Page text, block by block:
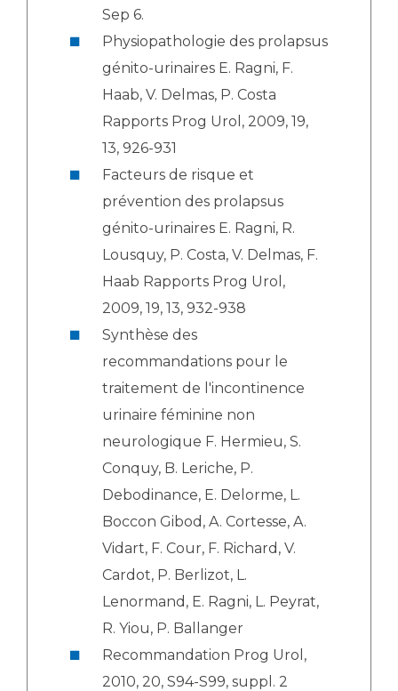
Sep 6.
Physiopathologie des prolapsus
génito-urinaires E. Ragni, F.
Haab, V. Delmas, P. Costa
Rapports Prog Urol, 2009, 19,
13, 926-931
Facteurs de risque et
prévention des prolapsus
génito-urinaires E. Ragni, R.
Lousquy, P. Costa, V. Delmas, F.
Haab Rapports Prog Urol,
2009, 19, 13, 932-938
Synthèse des
recommandations pour le
traitement de l'incontinence
urinaire féminine non
neurologique F. Hermieu, S.
Conquy, B. Leriche, P.
Debodinance, E. Delorme, L.
Boccon Gibod, A. Cortesse, A.
Vidart, F. Cour, F. Richard, V.
Cardot, P. Berlizot, L.
Lenormand, E. Ragni, L. Peyrat,
R. Yiou, P. Ballanger
Recommandation Prog Urol,
2010, 20, S94-S99, suppl. 2